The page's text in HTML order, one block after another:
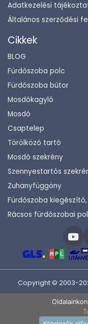
Adatkezelési
Általános szerződési
Cikkek
BLOG
Fürdőszoba polc
Fürdőszoba bútor
Mosdókagyló
Mosdó
Csaptelep
Törölköző tartó
Mosdó szekrény
Szennyestartós
Zuhanyfüggöny
Fürdőszoba
Rácsos fürdőszobai
Copyright © 2003-